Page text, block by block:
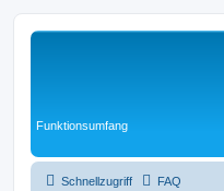
Funktionsumfang
Schnellzugriff FAQ